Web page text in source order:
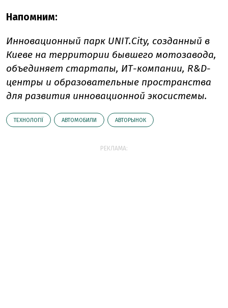
Напомним:
Инновационный парк UNIT.City, созданный в
Киеве на территории бывшего мотозавода,
объединяет стартапы, ИТ-компании, R&D-
центры и образовательные пространства
для развития инновационной экосистемы.
ТЕХНОЛОГІЇ АВТОМОБИЛИ АВТОРЫНОК
РЕКЛАМА: